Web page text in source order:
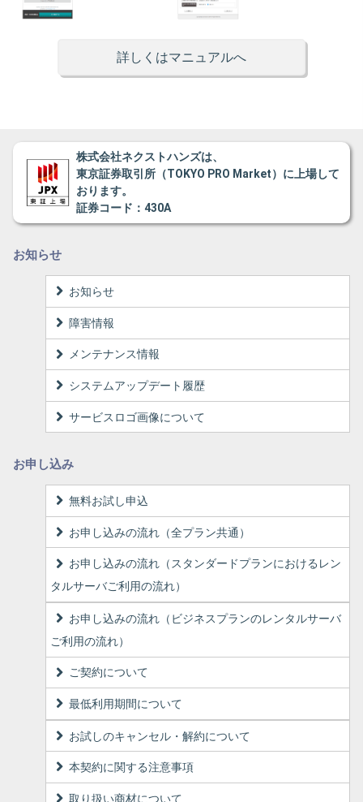
詳しくはマニュアルへ
株式会社ネクストハンズは、
東京証券取引所（TOKYO PRO Market）に上場して
おります。
証券コード：430A
お知らせ
お知らせ
障害情報
メンテナンス情報
システムアップデート履歴
サービスロゴ画像について
お申し込み
無料お試し申込
お申し込みの流れ（全プラン共通）
お申し込みの流れ（スタンダードプランにおけるレン
タルサーバご利用の流れ）
お申し込みの流れ（ビジネスプランのレンタルサーバ
ご利用の流れ）
ご契約について
最低利用期間について
お試しのキャンセル・解約について
本契約に関する注意事項
取り扱い商材について